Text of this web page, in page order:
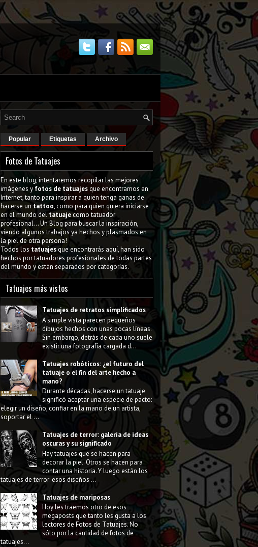
Popular Etiquetas Archivo
Fotos de Tatuajes
En este blog, intentaremos recopilar las mejores
imágenes y fotos de tatuajesque encontramos en
Internet, tanto para inspirar a quien tenga ganas de
hacerse un tattoo, como para quien quiera iniciarse
en el mundo del tatuajecomo tatuador
profesional... Un Blog para buscar la inspiración,
viendo algunos trabajos ya hechos y plasmados en
la piel de otra persona!
Todos los tatuajesque encontrarás aquí, han sido
hechos por tatuadores profesionales de todas partes
del mundo y están separados por categorías.
Tatuajes más vistos
Tatuajes de retratos simplificados
A simple vista parecen pequeños
dibujos hechos con unas pocas líneas.
Sin embargo, detrás de cada uno suele
existir una fotografía cargada d...
Tatuajes robóticos: ¿el futuro del
tatuaje o el fin del arte hecho a
mano?
Durante décadas, hacerse un tatuaje
significó aceptar una especie de pacto:
elegir un diseño, confiar en la mano de un artista,
soportar el ...
Tatuajes de terror: galería de ideas
oscuras y su significado
Hay tatuajes que se hacen para
decorar la piel. Otros se hacen para
contar una historia. Y luego están los
tatuajes de terror: esos diseños ...
Tatuajes de mariposas
Hoy les traemos otro de esos
megaposts que tanto les gusta a los
lectores de Fotos de Tatuajes. No
sólo por la cantidad de fotos de
tatuajes...